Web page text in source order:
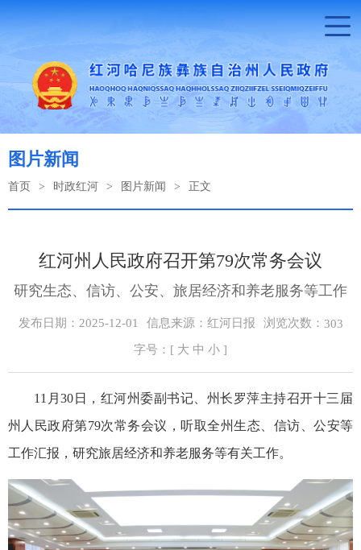
图片新闻
首页 > 时政红河 > 图片新闻 > 正文
红河州人民政府召开第79次常务会议
研究生态、信访、公安、旅居经济和养老服务等工作
发布日期：2025-12-01 信息来源：红河日报 浏览次数： 303
字号：[ 大 中 小 ]
11月30日，红河州委副书记、州长罗萍主持召开十三届
州人民政府第79次常务会议，听取全州生态、信访、公安等
工作汇报，研究旅居经济和养老服务等有关工作。